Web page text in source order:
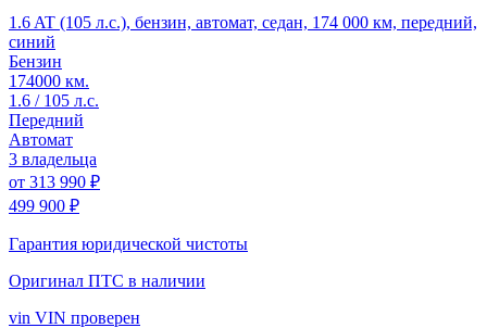
1.6 AT (105 л.с.), бензин, автомат, седан, 174 000 км, передний,
синий
Бензин
174000 км.
1.6 / 105 л.с.
Передний
Автомат
3 владельца
от 313 990 ₽
499 900 ₽
Гарантия юридической чистоты
Оригинал ПТС в наличии
vin VIN проверен